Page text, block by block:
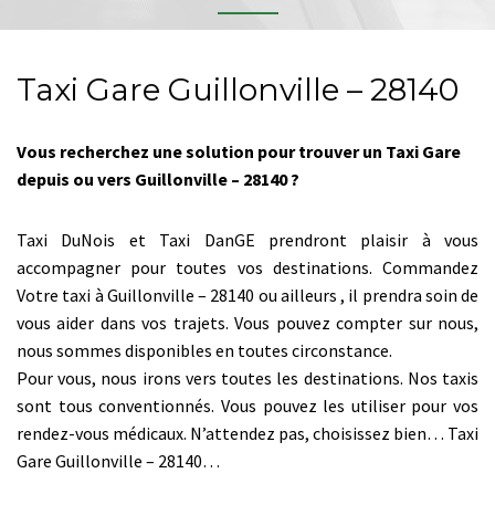
Taxi Gare Guillonville – 28140
Vous recherchez une solution pour trouver un Taxi Gare
depuis ou vers Guillonville – 28140 ?
Taxi DuNois et Taxi DanGE prendront plaisir à vous
accompagner pour toutes vos destinations. Commandez
Votre taxi à Guillonville – 28140 ou ailleurs , il prendra soin de
vous aider dans vos trajets. Vous pouvez compter sur nous,
nous sommes disponibles en toutes circonstance.
Pour vous, nous irons vers toutes les destinations. Nos taxis
sont tous conventionnés. Vous pouvez les utiliser pour vos
rendez-vous médicaux. N’attendez pas, choisissez bien… Taxi
Gare Guillonville – 28140…